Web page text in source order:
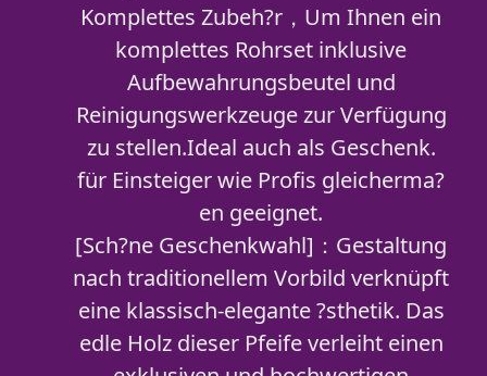
Komplettes Zubeh?r，Um Ihnen ein
komplettes Rohrset inklusive
Aufbewahrungsbeutel und
Reinigungswerkzeuge zur Verfügung
zu stellen.Ideal auch als Geschenk.
für Einsteiger wie Profis gleicherma?
en geeignet.
[Sch?ne Geschenkwahl]：Gestaltung
nach traditionellem Vorbild verknüpft
eine klassisch-elegante ?sthetik. Das
edle Holz dieser Pfeife verleiht einen